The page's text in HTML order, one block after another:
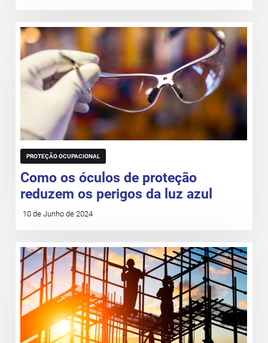
PROTEÇÃO OCUPACIONAL
Como os óculos de proteção
reduzem os perigos da luz azul
10 de Junho de 2024